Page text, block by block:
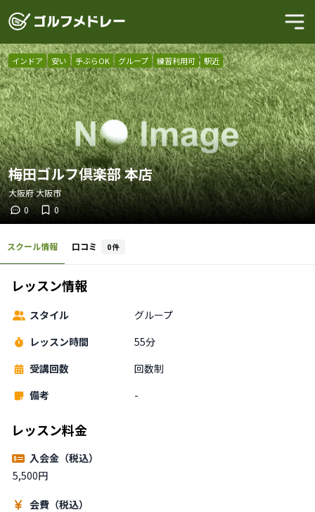
インドア 安い 手ぶらOK グループ 練習利用可 駅近
梅田ゴルフ倶楽部 本店
大阪府大阪市
0
0
スクール情報 口コミ 0件
レッスン情報
スタイル
グループ
レッスン時間
55分
受講回数
回数制
備考
-
レッスン料金
入会金（税込）
5,500円
会費（税込）